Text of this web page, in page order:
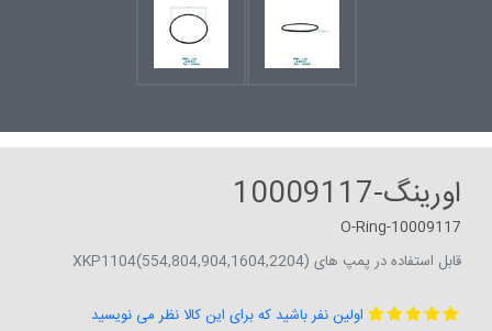
اورینگ-10009117
O-Ring-10009117
قابل استفاده در پمپ های (XKP1104(554,804,904,1604,2204
اولین نفر باشید که برای این کالا نظر می نویسید